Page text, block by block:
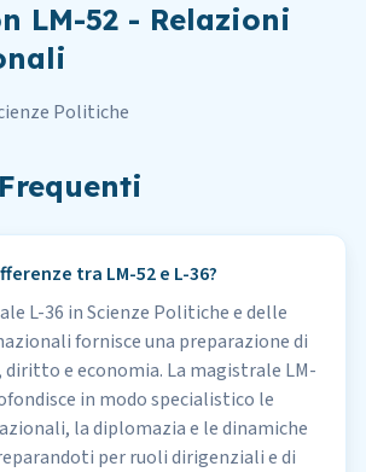
LM-52 - Relazioni
Politiche
tra LM-52 e L-36?
L-36 in Scienze Politiche e delle
fornisce una preparazione di
diritto e economia. La magistrale LM-
in modo specialistico le
la diplomazia e le dinamiche
per ruoli dirigenziali e di